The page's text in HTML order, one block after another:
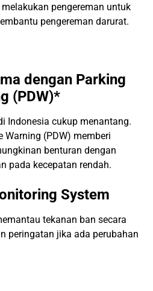
pengereman untuk
pengereman darurat.
dengan Parking
(PDW)*
Indonesia cukup menantang.
Warning (PDW) memberi
benturan dengan
pada kecepatan rendah.
System
tekanan ban secara
peringatan jika ada perubahan